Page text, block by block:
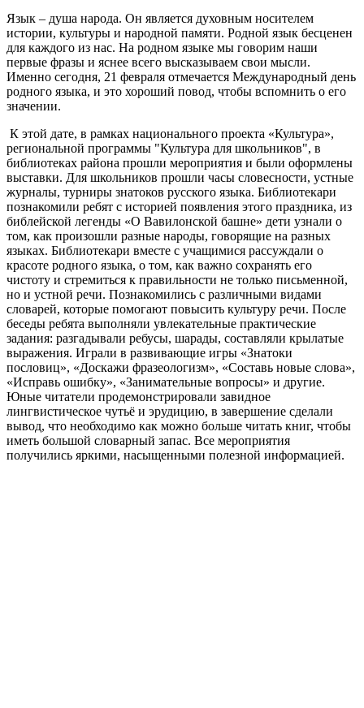
Язык – душа народа. Он является духовным носителем
истории, культуры и народной памяти. Родной язык бесценен
для каждого из нас. На родном языке мы говорим наши
первые фразы и яснее всего высказываем свои мысли.
Именно сегодня, 21 февраля отмечается Международный день
родного языка, и это хороший повод, чтобы вспомнить о его
значении.
К этой дате, в рамках национального проекта «Культура»,
региональной программы "Культура для школьников", в
библиотеках района прошли мероприятия и были оформлены
выставки. Для школьников прошли часы словесности, устные
журналы, турниры знатоков русского языка. Библиотекари
познакомили ребят с историей появления этого праздника, из
библейской легенды «О Вавилонской башне» дети узнали о
том, как произошли разные народы, говорящие на разных
языках. Библиотекари вместе с учащимися рассуждали о
красоте родного языка, о том, как важно сохранять его
чистоту и стремиться к правильности не только письменной,
но и устной речи. Познакомились с различными видами
словарей, которые помогают повысить культуру речи. После
беседы ребята выполняли увлекательные практические
задания: разгадывали ребусы, шарады, составляли крылатые
выражения. Играли в развивающие игры «Знатоки
пословиц», «Доскажи фразеологизм», «Составь новые слова»,
«Исправь ошибку», «Занимательные вопросы» и другие.
Юные читатели продемонстрировали завидное
лингвистическое чутьё и эрудицию, в завершение сделали
вывод, что необходимо как можно больше читать книг, чтобы
иметь большой словарный запас. Все мероприятия
получились яркими, насыщенными полезной информацией.